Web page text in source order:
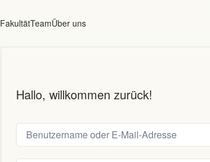
FakultätTeamÜber uns
Hallo, willkommen zurück!